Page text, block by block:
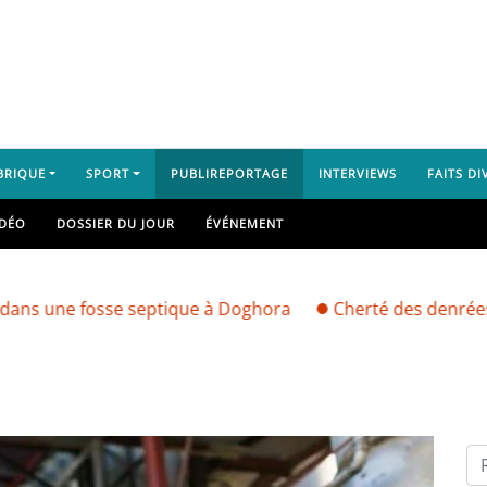
SPORT PUBLIREPORTAGE INTERVIEWS FAITS
DOSSIER DU JOUR ÉVÉNEMENT
fosse septique à Doghora Cherté des denrées